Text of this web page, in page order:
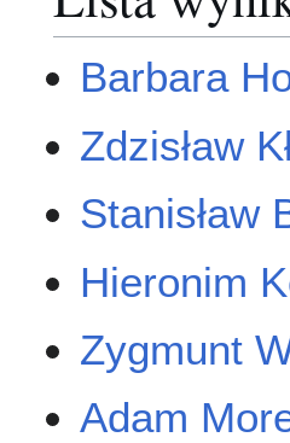
Barbara
Zdzisław
Stanisław
Hieronim
Zygmunt
Adam